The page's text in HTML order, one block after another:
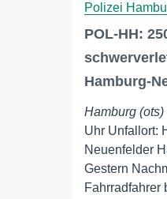
Polizei
POL-HH:
Hamburg-
Hamburg (ots)
Uhr Unfallort:
Neuenfelder
Gestern
Fahrradfahrer